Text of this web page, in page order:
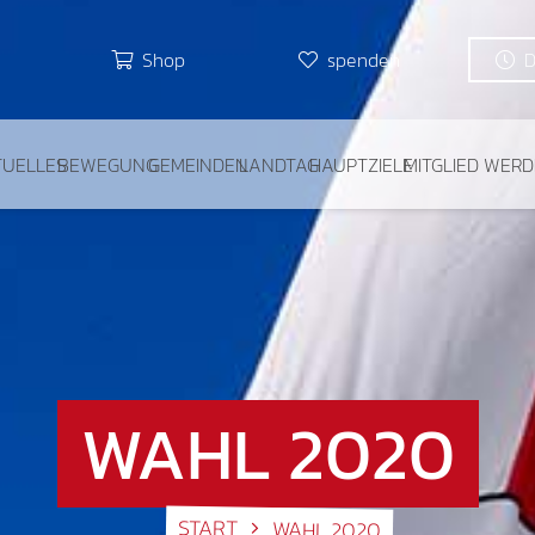
Shop spenden
BEWEGUNGGEMEINDENLANDTAGHAUPTZIELEMITGLIED
WAHL 2020
START